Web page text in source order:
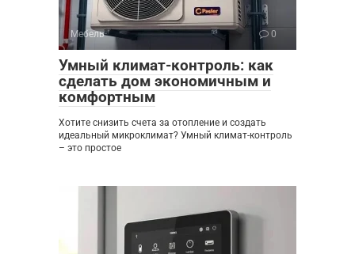
Мебель 0
Умный климат-контроль: как
сделать дом экономичным и
комфортным
Хотите снизить счета за отопление и создать
идеальный микроклимат? Умный климат-контроль
– это простое